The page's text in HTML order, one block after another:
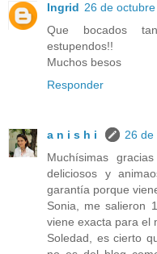
Ingrid 26 de
Que bocados
estupendos!!
Muchos besos
Responder
a n i s h i
26 de
Muchísimas
deliciosos y
garantía porque
Sonia, me salieron
viene exacta para el
Soledad, es cierto